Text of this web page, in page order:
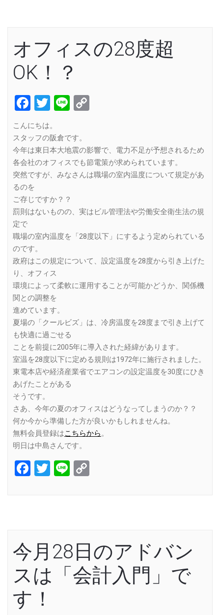
オフィスの28度超
OK！？
Facebook
Twitter
Line
こんにちは。
スタッフの阪倉です。
今年は東日本大地震の影響で、電力不足が予想されるため
各会社のオフィスでも節電策が求められています。
突然ですが、みなさんは職場の室内温度について規定があ
るのを
ご存じですか？？
罰則はないものの、実はビル管理法や労働安全衛生法の規
定で
職場の室内温度を「28度以下」にするよう定められている
のです。
政府はこの規定について、設定温度を28度から引き上げた
り、オフィス
環境によって柔軟に運用することが可能かどうか、関係機
関との調整を
進めています。
夏場の「クールビズ」は、冷房温度を28度まで引き上げて
も快適に過ごせる
ことを前提に2005年に導入された経緯があります。
室温を28度以下に定める規則は1972年に施行されました。
東電本店や経済産業省でエアコンの設定温度を30度にひき
あげたことがある
そうです。
さあ、今年の夏のオフィスはどうなってしまうのか？？
何か今から準備した方が良いかもしれませんね。
無料会員登録はこちらから。
明日は中島さんです。
Facebook
Twitter
Line
今月28日のアドバン
スは「会計入門」で
す！